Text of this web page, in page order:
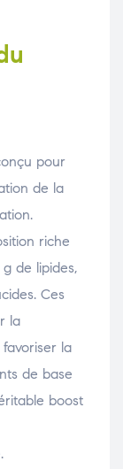
pour
de la
riche
de lipides,
Ces
la
la
de base
boost